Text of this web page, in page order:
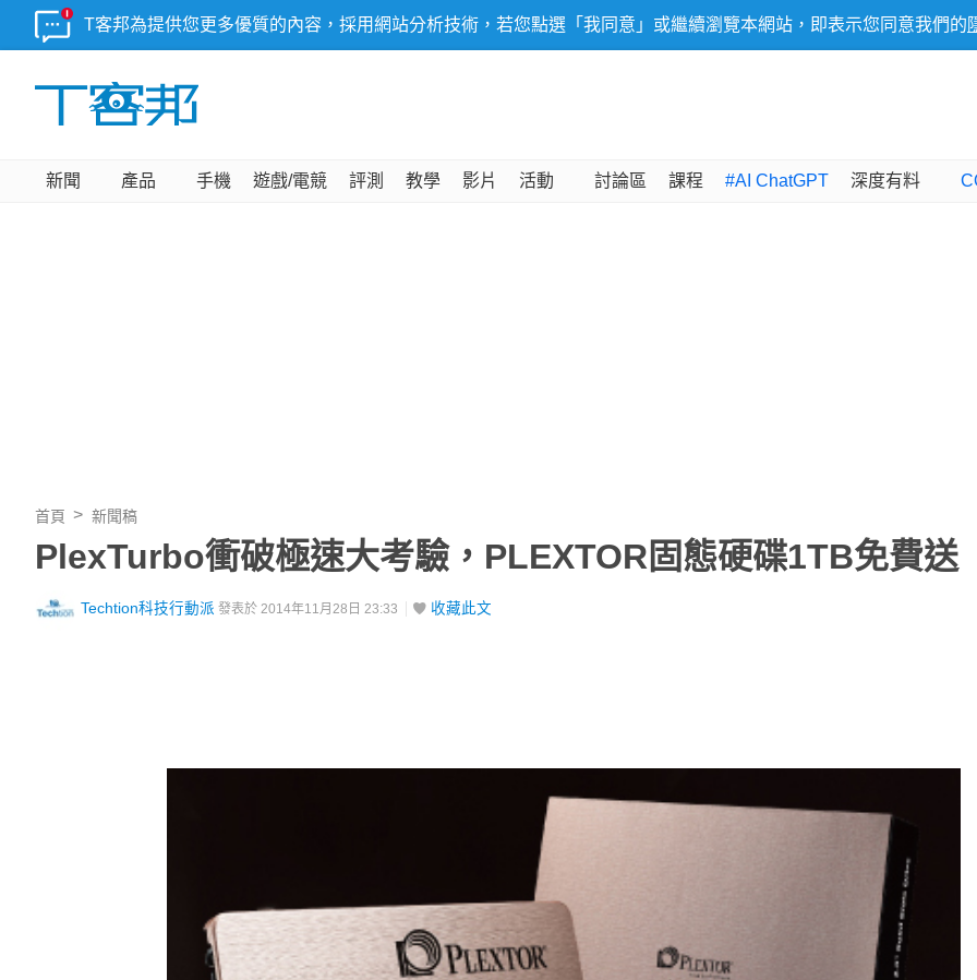
T客邦為提供您更多優質的內容，採用網站分析技術，若您點選「我同意」或繼續瀏覽本網站，即表示您同意我們的
新聞 產品 手機 遊戲/電競 評測 教學 影片 活動 討論區 課程 #AI ChatGPT 深度有料
首頁 新聞稿
PlexTurbo衝破極速大考驗，PLEXTOR固態硬碟1TB免費送
Techtion科技行動派 發表於 2014年11月28日 23:33 收藏此文